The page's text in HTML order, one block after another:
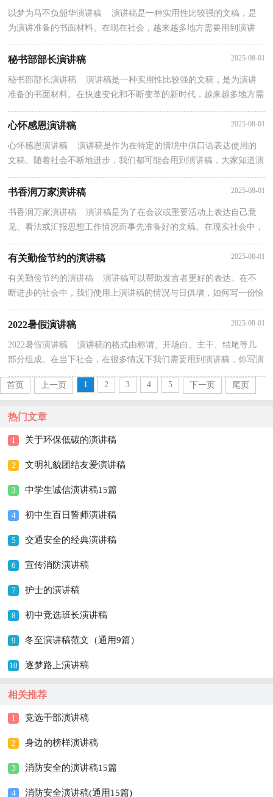
以梦为马不负韶华演讲稿 演讲稿是一种实用性比较强的文稿，是
为演讲准备的书面材料。在现在社会，越来越多地方需要用到演讲
稿，写起演讲稿来就毫无头绪？下面是小编帮大家整理的...
秘书部部长演讲稿 2025-08-01
秘书部部长演讲稿 演讲稿是一种实用性比较强的文稿，是为演讲
准备的书面材料。在快速变化和不断变革的新时代，越来越多地方需
心怀感恩演讲稿 2025-08-01
心怀感恩演讲稿 演讲稿是作为在特定的情境中供口语表达使用的
文稿。随着社会不断地进步，我们都可能会用到演讲稿，大家知道演
讲稿的格式吗？下面是小编为大家收集的心怀感恩演...
书香润万家演讲稿 2025-08-01
书香润万家演讲稿 演讲稿是为了在会议或重要活动上表达自己意
见、看法或汇报思想工作情况而事先准备好的文稿。在现实社会中，
有关勤俭节约的演讲稿 2025-08-01
有关勤俭节约的演讲稿 演讲稿可以帮助发言者更好的表达。在不
断进步的社会中，我们使用上演讲稿的情况与日俱增，如何写一份恰
当的演讲稿呢？以下是小编收集整理的有关勤俭节约...
2022暑假演讲稿 2025-08-01
2022暑假演讲稿 演讲稿的格式由称谓、开场白、主干、结尾等几
部分组成。在当下社会，在很多情况下我们需要用到演讲稿，你写演
首页
上一页 1 2 3 4 5 下一页 尾页
热门文章
1 关于环保低碳的演讲稿
2 文明礼貌团结友爱演讲稿
3 中学生诚信演讲稿15篇
4 初中生百日誓师演讲稿
5 交通安全的经典演讲稿
6 宣传消防演讲稿
7 护士的演讲稿
8 初中竞选班长演讲稿
9 冬至演讲稿范文（通用9篇）
10 逐梦路上演讲稿
相关推荐
1 竞选干部演讲稿
2 身边的榜样演讲稿
3 消防安全的演讲稿15篇
4 消防安全演讲稿(通用15篇)